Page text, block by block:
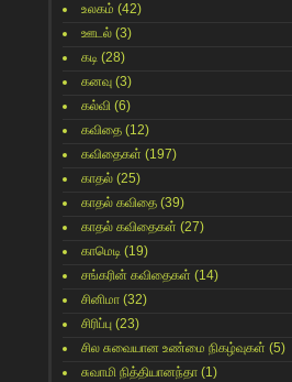
உலகம் (42)
ஊடல் (3)
கடி (28)
கனவு (3)
கல்வி (6)
கவிதை (12)
கவிதைகள் (197)
காதல் (25)
காதல் கவிதை (39)
காதல் கவிதைகள் (27)
காமெடி (19)
சங்கரின் கவிதைகள் (14)
சினிமா (32)
சிரிப்பு (23)
சில சுவையான உண்மை நிகழ்வுகள் (5)
சுவாமி நித்தியானந்தா (1)